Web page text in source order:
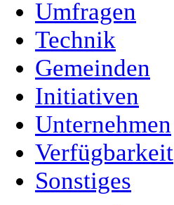
Umfragen
Technik
Gemeinden
Initiativen
Unternehmen
Verfügbarkeit
Sonstiges